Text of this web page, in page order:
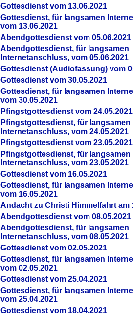
Gottesdienst vom 13.06.2021
Gottesdienst, für langsamen
vom 13.06.2021
Abendgottesdienst vom 05.06.2021
Abendgottesdienst, für langsamen
Internetanschluss, vom 05.06.2021
Gottesdienst (Audiofassung) vom
Gottesdienst vom 30.05.2021
Gottesdienst, für langsamen
vom 30.05.2021
Pfingstgottesdienst vom 24.05.2021
Pfingstgottesdienst, für langsamen
Internetanschluss, vom 24.05.2021
Pfingstgottesdienst vom 23.05.2021
Pfingstgottesdienst, für langsamen
Internetanschluss, vom 23.05.2021
Gottesdienst vom 16.05.2021
Gottesdienst, für langsamen
vom 16.05.2021
Andacht zu Christi Himmelfahrt am
Abendgottesdienst vom 08.05.2021
Abendgottesdienst, für langsamen
Internetanschluss, vom 08.05.2021
Gottesdienst vom 02.05.2021
Gottesdienst, für langsamen
vom 02.05.2021
Gottesdienst vom 25.04.2021
Gottesdienst, für langsamen
vom 25.04.2021
Gottesdienst vom 18.04.2021